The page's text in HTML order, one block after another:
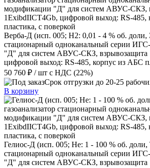
Верба-Д (исп. 005; H2: 0,01 - 4 % об. доли,
стационарный одноканальный серии
"Д" для систем АВУС-СКЗ, взрывозащита
цифровой выход: RS-485, корпус из АБС
50 760 ₽ / шт с НДС (22%)
Срок отгрузки до 20-25
В корзину
Гелиос-Д (исп. 005; Hе: 1 - 100 % об. доли,
стационарный одноканальный серии
"Д" для систем АВУС-СКЗ, взрывозащита